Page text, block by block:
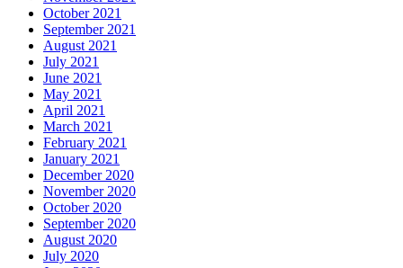
October 2021
September 2021
August 2021
July 2021
June 2021
May 2021
April 2021
March 2021
February 2021
January 2021
December 2020
November 2020
October 2020
September 2020
August 2020
July 2020